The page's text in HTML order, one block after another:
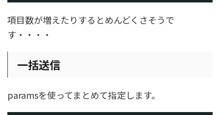
項目数が増えたりするとめんどくさそうで
す・・・・
一括送信
paramsを使ってまとめて指定します。